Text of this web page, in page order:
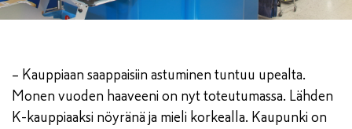
– Kauppiaan saappaisiin astuminen tuntuu upealta.
Monen vuoden haaveeni on nyt toteutumassa. Lähden
K-kauppiaaksi nöyränä ja mieli korkealla. Kaupunki on